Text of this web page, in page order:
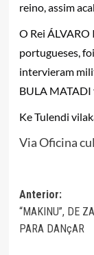
reino, assim
O Rei
portugueses,
intervieram
BULA
Ke Tulendi
Via Oficina
de
artigos
Anterior:
“MAKINU”, DE
PARA DANçAR